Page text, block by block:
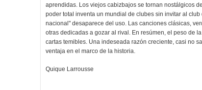
aprendidas. Los viejos cabizbajos se tornan nostálgicos
poder total inventa un mundial de clubes sin invitar al
nacional" desaparece del uso. Las canciones clásicas,
otras dedicadas a gozar al rival. En resúmen, el peso de
cartas temibles. Una indeseada razón creciente, casi no
ventaja en el marco de la historia.
Quique Larrousse